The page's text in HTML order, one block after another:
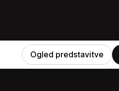
Ogled predstavitve